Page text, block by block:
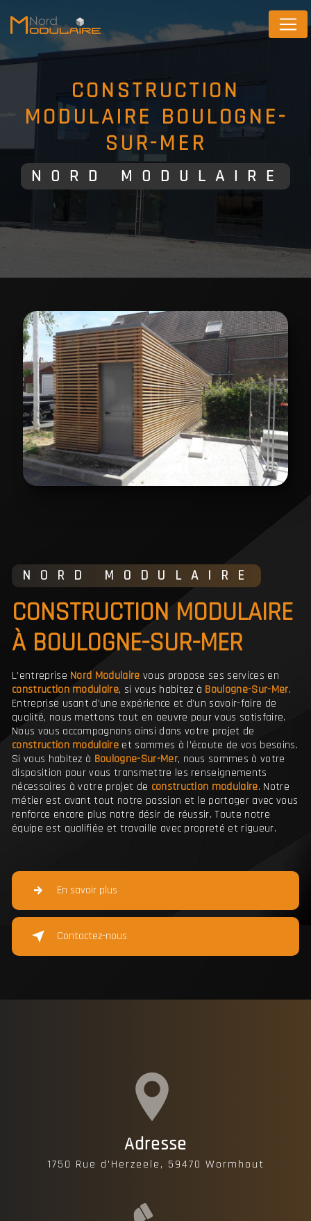
CONSTRUCTION
MODULAIRE BOULOGNE-
SUR-MER
NORD MODULAIRE
NORD MODULAIRE
CONSTRUCTION MODULAIRE
À BOULOGNE-SUR-MER
L’entreprise Nord Modulaire vous propose ses services en
construction modulaire, si vous habitez à Boulogne-Sur-Mer.
Entreprise usant d’une expérience et d’un savoir-faire de
qualité, nous mettons tout en oeuvre pour vous satisfaire.
Nous vous accompagnons ainsi dans votre projet de
construction modulaire et sommes à l’écoute de vos besoins.
Si vous habitez à Boulogne-Sur-Mer, nous sommes à votre
disposition pour vous transmettre les renseignements
nécessaires à votre projet de construction modulaire. Notre
métier est avant tout notre passion et le partager avec vous
renforce encore plus notre désir de réussir. Toute notre
équipe est qualifiée et travaille avec propreté et rigueur.
En savoir plus
Contactez-nous
Adresse
1750 Rue d'Herzeele, 59470 Wormhout